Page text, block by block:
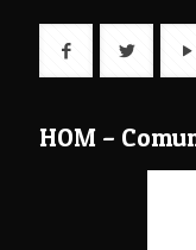
HOM –